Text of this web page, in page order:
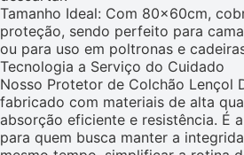
Tamanho Ideal: Com 80x60cm,
proteção, sendo perfeito para
ou para uso em poltronas e
Tecnologia a Serviço do Cuidado
Nosso Protetor de Colchão Lençol
fabricado com materiais de alta
absorção eficiente e resistência. É
para quem busca manter a